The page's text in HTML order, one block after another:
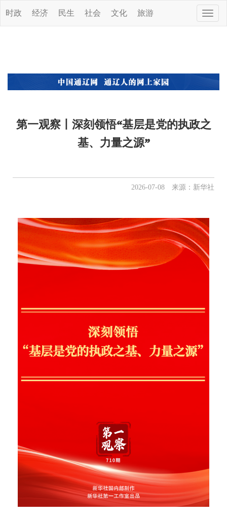
Toggle
时政 经济 民生 社会 文化 旅游
第一观察丨深刻领悟“基层是党的执政之
基、力量之源”
2026-07-08 来源：新华社